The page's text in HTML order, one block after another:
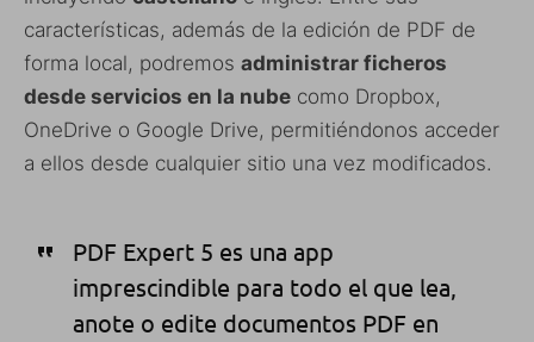
características, además de la edición de PDF de
forma local, podremos administrar ficheros
desde servicios en la nube como Dropbox,
OneDrive o Google Drive, permitiéndonos acceder
a ellos desde cualquier sitio una vez modificados.
PDF Expert 5 es una app
imprescindible para todo el que lea,
anote o edite documentos PDF en